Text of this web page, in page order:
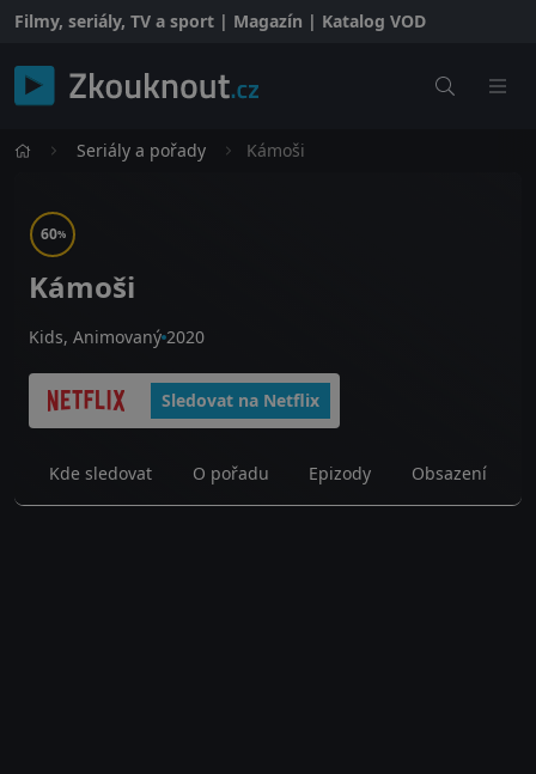
Filmy, seriály, TV a sport | Magazín | Katalog VOD
Seriály a pořady Kámoši
60%
Kámoši
Kids, Animovaný 2020
Sledovat na Netflix
Kde sledovat O pořadu Epizody Obsazení